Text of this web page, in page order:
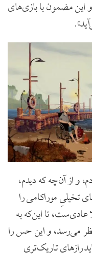
این مضمون با بازی‌های
و از آن‌چه که دیدم،
تخیلیِ موراکامی را
تا این‌که به
می‌رسد، و این حس را
رازهای تاریک‌تری